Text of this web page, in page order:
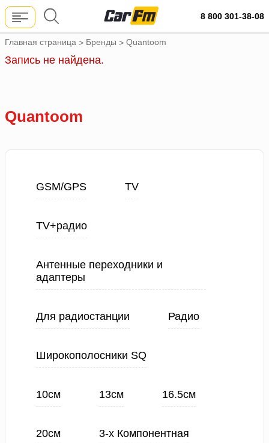
8 800 301-38-08
Главная страница > Бренды > Quantoom
Запись не найдена.
Quantoom
GSM/GPS TV
TV+радио
Антенные переходники и
адаптеры
Для радиостанции Радио
Широкополосники SQ
10см 13см 16.5см
20см 3-х Компонентная